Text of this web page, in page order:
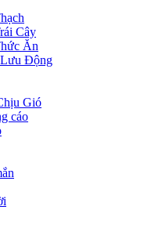
Cây
Ăn
Động
Gió
cáo